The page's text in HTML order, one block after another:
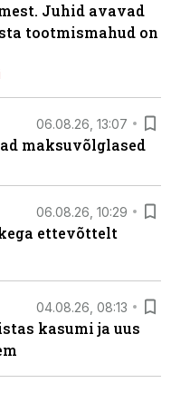
Juhid avavad
tootmismahud on
06.08.26, 13:07
maksuvõlglased
06.08.26, 10:29
ettevõttelt
04.08.26, 08:13
kasumi ja uus